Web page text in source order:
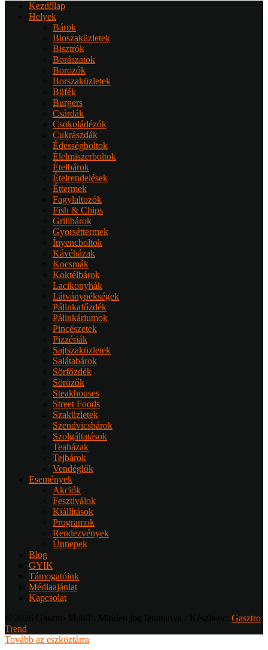
Kezdőlap
Helyek
Bárok
Bioszaküzletek
Bisztrók
Borászatok
Borozók
Borszaküzletek
Büfék
Burgers
Csárdák
Csokoládézók
Cukrászdák
Édességboltok
Élelmiszerboltok
Ételbárok
Ételrendelések
Éttermek
Fagylaltozók
Fish & Chips
Grillbárok
Gyorséttermek
Ínyencboltok
Kávéházak
Kocsmák
Koktélbárok
Lacikonyhák
Látványpékségek
Pálinkafőzdék
Pálinkáriumok
Pincészetek
Pizzériák
Sajtszaküzletek
Salátabárok
Sörfőzdék
Sörözők
Steakhouses
Street Foods
Szaküzletek
Szendvicsbárok
Szolgáltatások
Teaházak
Tejbárok
Vendéglők
Események
Akciók
Fesztiválok
Kiállítások
Programok
Rendezvények
Ünnepek
Blog
GYIK
Támogatóink
Médiaajánlat
Kapcsolat
Gasztro
Trend
Tovább az eszköztárra